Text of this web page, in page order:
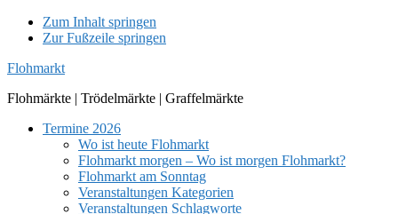
Zum Inhalt springen
Zur Fußzeile springen
Flohmarkt
Flohmärkte | Trödelmärkte | Graffelmärkte
Termine 2026
Wo ist heute Flohmarkt
Flohmarkt morgen – Wo ist morgen Flohmarkt?
Flohmarkt am Sonntag
Veranstaltungen Kategorien
Veranstaltungen Schlagworte